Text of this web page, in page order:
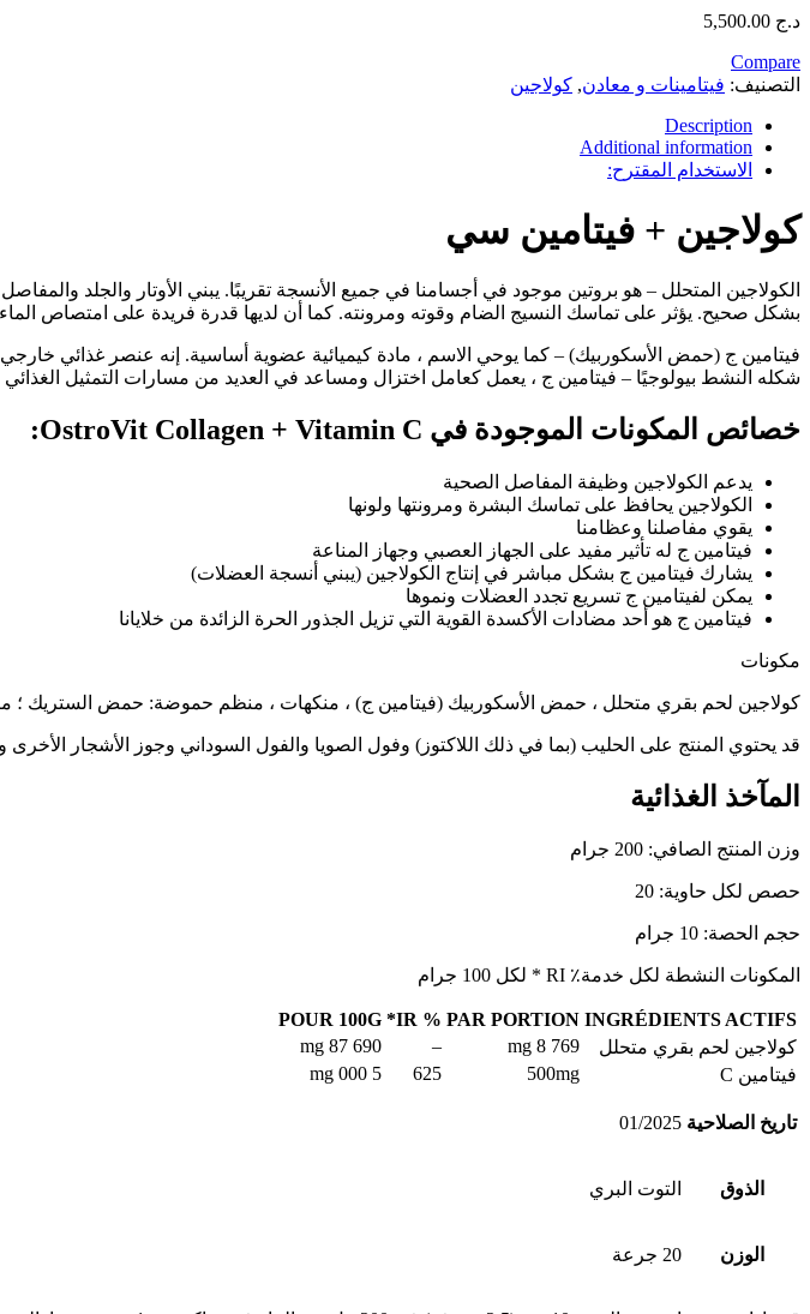
د.ج
Compare
التصنيف: فيتامينات و معادن, كولاجين
Description
Additional information
الاستخدام المقترح:
كولاجين + فيتامين سي
الكولاجين المتحلل – هو بروتين موجود في أجسامنا في جميع الأنسجة تقريبًا. يبني الأوتار والجلد
بشكل صحيح. يؤثر على تماسك النسيج الضام وقوته ومرونته. كما أن لديها قدرة فريدة على امتصاص الماء
فيتامين ج (حمض الأسكوربيك) – كما يوحي الاسم ، مادة كيميائية عضوية أساسية. إنه عنصر غذائي
شكله النشط بيولوجيًا – فيتامين ج ، يعمل كعامل اختزال ومساعد في العديد من مسارات التمثيل
خصائص المكونات الموجودة في OstroVit Collagen + Vitamin C:
يدعم الكولاجين وظيفة المفاصل الصحية
الكولاجين يحافظ على تماسك البشرة ومرونتها ولونها
يقوي مفاصلنا وعظامنا
فيتامين ج له تأثير مفيد على الجهاز العصبي وجهاز المناعة
يشارك فيتامين ج بشكل مباشر في إنتاج الكولاجين (يبني أنسجة العضلات)
يمكن لفيتامين ج تسريع تجدد العضلات ونموها
فيتامين ج هو أحد مضادات الأكسدة القوية التي تزيل الجذور الحرة الزائدة من خلايانا
مكونات
كولاجين لحم بقري متحلل ، حمض الأسكوربيك (فيتامين ج) ، منكهات ، منظم حموضة: حمض الستريك ؛
قد يحتوي المنتج على الحليب (بما في ذلك اللاكتوز) وفول الصويا والفول السوداني وجوز الأشجار
المآخذ الغذائية
وزن المنتج الصافي: 200 جرام
حصص لكل حاوية: 20
حجم الحصة: 10 جرام
المكونات النشطة لكل خدمة٪ RI * لكل 100 جرام
INGRÉDIENTS ACTIFS
PAR PORTION
% IR*
POUR 100G
كولاجين لحم بقري متحلل
8 769 mg
–
87 690 mg
فيتامين C
500mg
625
5 000 mg
تاريخ الصلاحية 01/2025
الذوق التوت البري
الوزن 20 جرعة